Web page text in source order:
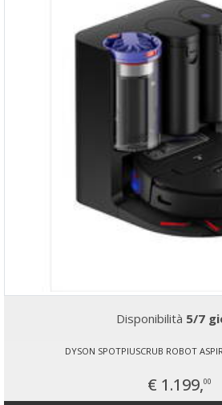
Disponibilità 5/7
DYSON SPOTPIUSCRUB ROBOT
€ 1.199,00